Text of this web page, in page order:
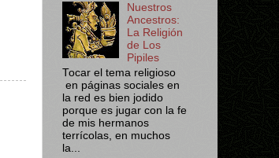
Nuestros
Ancestros:
La Religión
de Los
Pipiles
Tocar el tema religioso
en páginas sociales en
la red es bien jodido
porque es jugar con la fe
de mis hermanos
terrícolas, en muchos
la...